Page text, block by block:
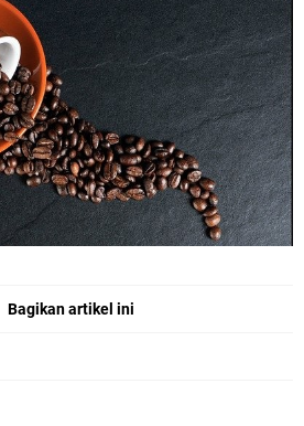
Bagikan artikel ini